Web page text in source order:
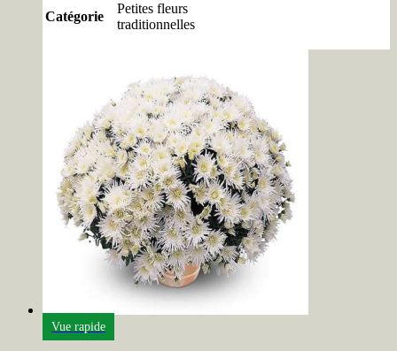
Catégorie
Petites fleurs
traditionnelles
Vue rapide